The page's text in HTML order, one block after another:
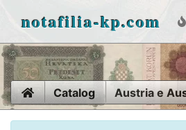
notafilia-kp.com
HomeCatalog Austria e